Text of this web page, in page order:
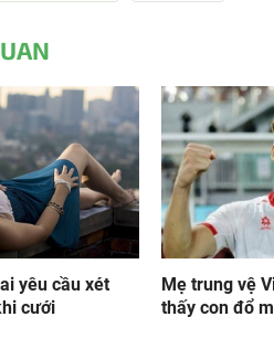
yêu cầu xét
cưới
Mẹ trung vệ
thấy con đổ